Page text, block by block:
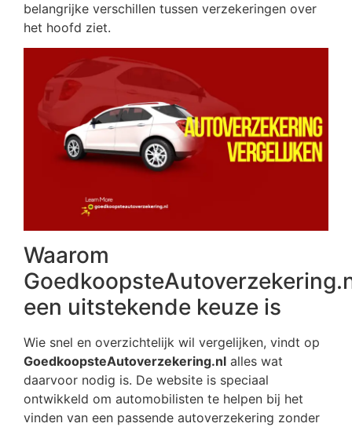
belangrijke verschillen tussen verzekeringen over
het hoofd ziet.
Waarom
een uitstekende keuze is
Wie snel en overzichtelijk wil vergelijken, vindt op
GoedkoopsteAutoverzekering.nl alles wat
daarvoor nodig is. De website is speciaal
ontwikkeld om automobilisten te helpen bij het
vinden van een passende autoverzekering zonder